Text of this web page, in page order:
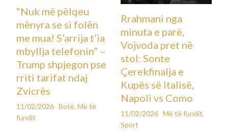
“Nuk më pëlqeu
mënyra se si folën
me mua! S’arrija t’ia
mbyllja telefonin” –
Trump shpjegon pse
rriti tarifat ndaj
Zvicrës
11/02/2026 Botë,Më të
fundit
Rrahmani nga
minuta e parë,
Vojvoda pret në
stol: Sonte
Çerekfinalja e
Kupës së Italisë,
Napoli vs Como
11/02/2026 Më të fundit,
Sport